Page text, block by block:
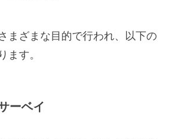
まざまな目的で行われ、以下の
ます。
ーベイ